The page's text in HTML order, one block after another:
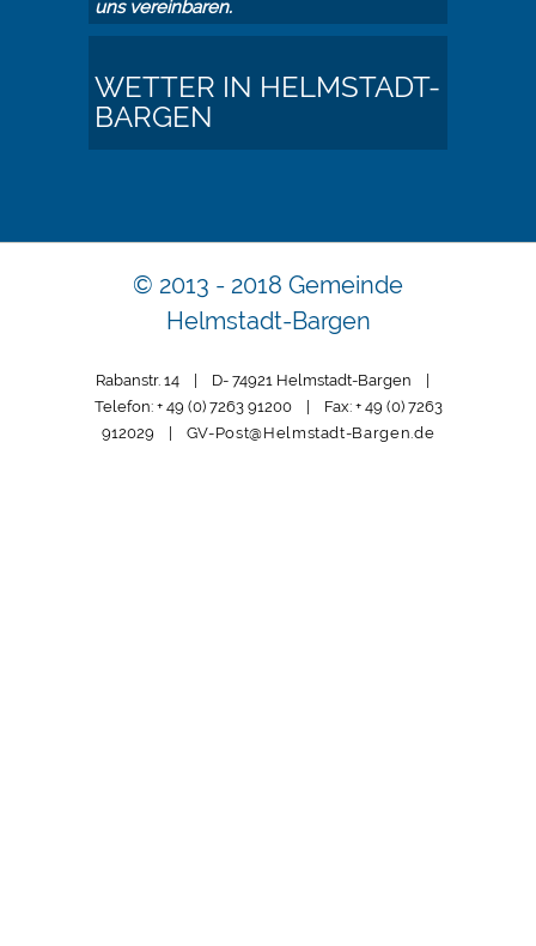
uns vereinbaren.
WETTER IN HELMSTADT-
BARGEN
© 2013 - 2018 Gemeinde
Helmstadt-Bargen
Rabanstr. 14 | D- 74921 Helmstadt-Bargen |
Telefon: + 49 (0) 7263 91200 | Fax: + 49 (0) 7263
912029 | GV-Post@Helmstadt-Bargen.de